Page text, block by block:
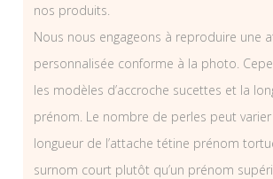
nos produits.
Nous nous engageons à reproduire une
personnalisée conforme à la photo.
les modèles d’accroche sucettes et la
prénom. Le nombre de perles peut
longueur de l’attache tétine prénom
surnom court plutôt qu’un prénom